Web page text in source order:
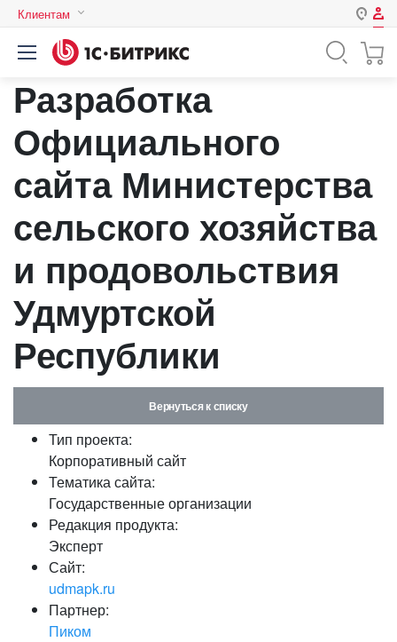
Клиентам
Авторизация
Логин
Пароль
компьютере
Забыли свой пароль?
или войдите с помощью
Разработка
Официального
сайта Министерства
сельского хозяйства
и продовольствия
Удмуртской
Республики
Вернуться к списку
Тип проекта:
Корпоративный сайт
Тематика сайта:
Государственные организации
Редакция продукта:
Эксперт
Сайт:
udmapk.ru
Партнер:
Пиком